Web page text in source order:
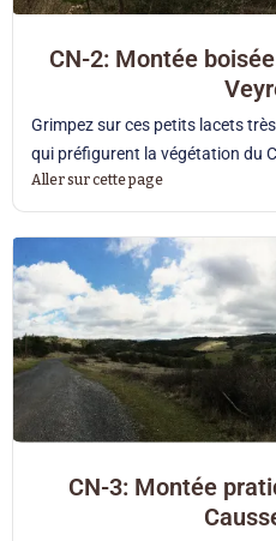
CN-2: Montée
Grimpez sur ces petits lacets
qui préfigurent la végétation du
Aller sur cette page
CN-3: Montée